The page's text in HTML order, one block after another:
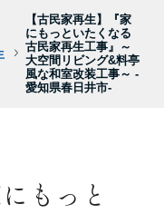
【古民家再生】『家
にもっといたくなる
古民家再生工事』～
大空間リビング&料亭
風な和室改装工事～ -
愛知県春日井市-
もっと